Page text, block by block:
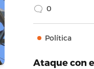
0
Política
Ataque con